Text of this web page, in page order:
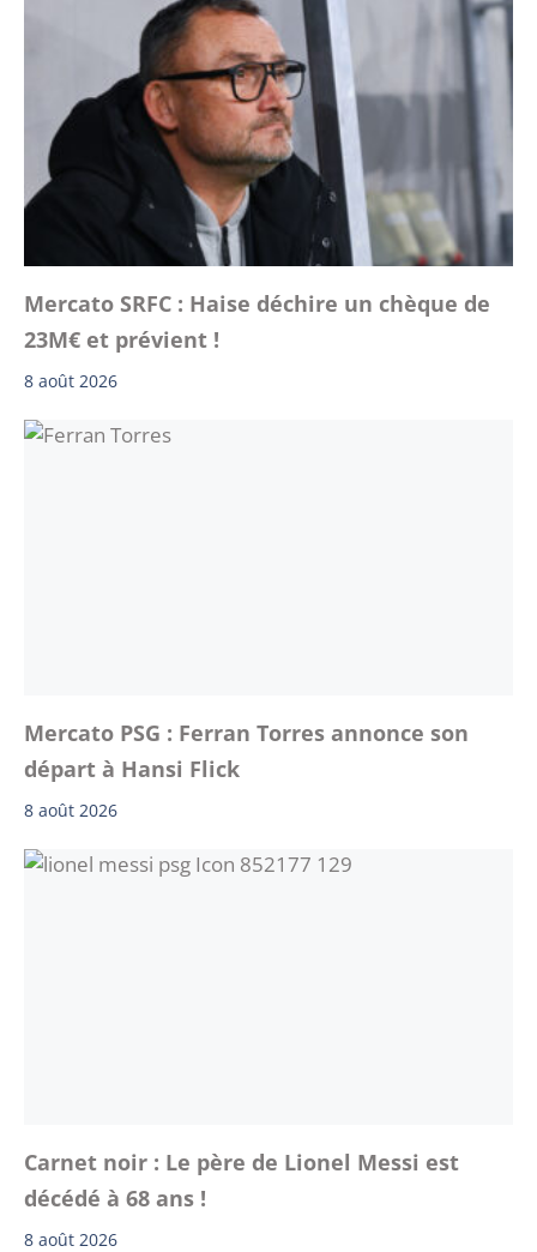
Mercato SRFC : Haise déchire un chèque de
23M€ et prévient !
8 août 2026
Mercato PSG : Ferran Torres annonce son
départ à Hansi Flick
8 août 2026
Carnet noir : Le père de Lionel Messi est
décédé à 68 ans !
8 août 2026